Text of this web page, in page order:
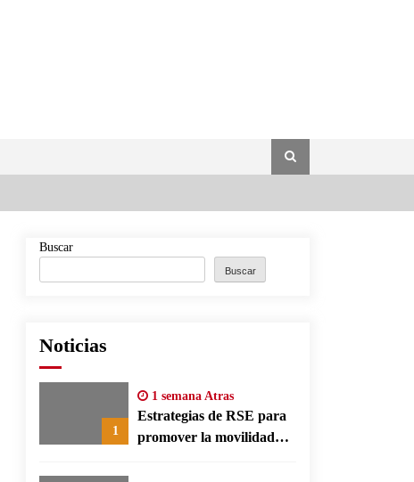
Buscar
Buscar
Noticias
1
1 semana Atras
Estrategias de RSE para
promover la movilidad